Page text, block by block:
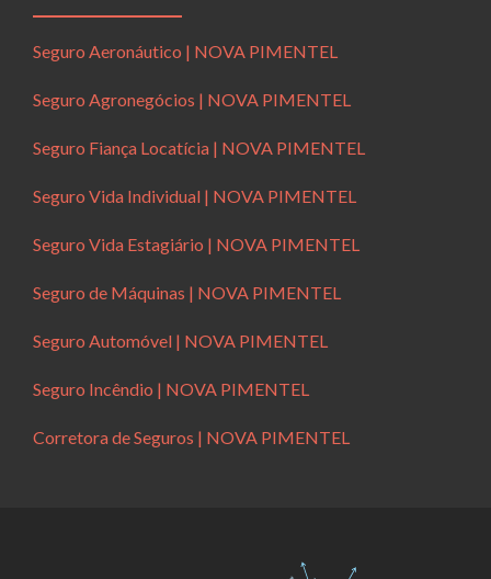
Seguro Aeronáutico | NOVA PIMENTEL
Seguro Agronegócios | NOVA PIMENTEL
Seguro Fiança Locatícia | NOVA PIMENTEL
Seguro Vida Individual | NOVA PIMENTEL
Seguro Vida Estagiário | NOVA PIMENTEL
Seguro de Máquinas | NOVA PIMENTEL
Seguro Automóvel | NOVA PIMENTEL
Seguro Incêndio | NOVA PIMENTEL
Corretora de Seguros | NOVA PIMENTEL